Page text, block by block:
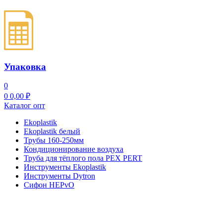
Упаковка
0
0 0,00 ₽
Каталог опт
Ekoplastik
Ekoplastik белый
Трубы 160-250мм
Кондиционирование воздуха
Труба для тёплого пола PEX PERT
Инструменты Ekoplastik
Инструменты Dytron
Сифон HEPvO